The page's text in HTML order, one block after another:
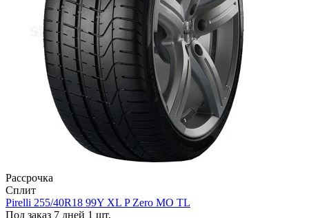
Рассрочка
Сплит
Pirelli 255/40R18 99Y XL P Zero MO TL
Под заказ 7 дней 1 шт.